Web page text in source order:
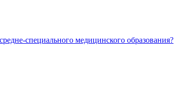
специального медицинского образования?